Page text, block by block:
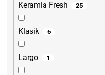
Keramia Fresh 25
Klasik 6
Largo 1